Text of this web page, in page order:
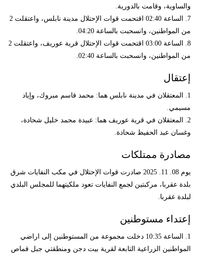
والساوية، وقامت بالدورية.
7. الساعة 02:40 اقتحمت قوات الإحتلال مدينة نابلس، واعتقلت 2
من المواطنين، وانسحبت بالساعة 04:20.
8. الساعة 03:00 اقتحمت قوات الإحتلال قرية عوريف، واعتقلت 2
من المواطنين، وانسحبت بالساعة 02:40.
إعتقال
1. المعتقلان في مدينة نابلس هما: محمد قاسم مبروك، وإياد
مسيمي.
2. المعتقلان في قرية عوريف هما: عبيدة محمد خليل شحادة،
وغسان عبد الحفيظ شحادة.
مصادرة ممتلكات
يوم 08. 11. 2025 صادرت قوات الإحتلال في مكب النفايات شرق
بلدة عقربا، مركبتين لجمع النفايات تعود ملكيتهما للمجلس البلدي
لبلدة عقربا.
إعتداء مستوطنين
1. الساعة 10:35 دخلت مجموعة من المستوطنين إلى اراضي
المواطنين الزراعية التابعة لقرية بيت دجن ومنطقتي جبل قماص